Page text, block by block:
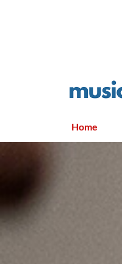
Home